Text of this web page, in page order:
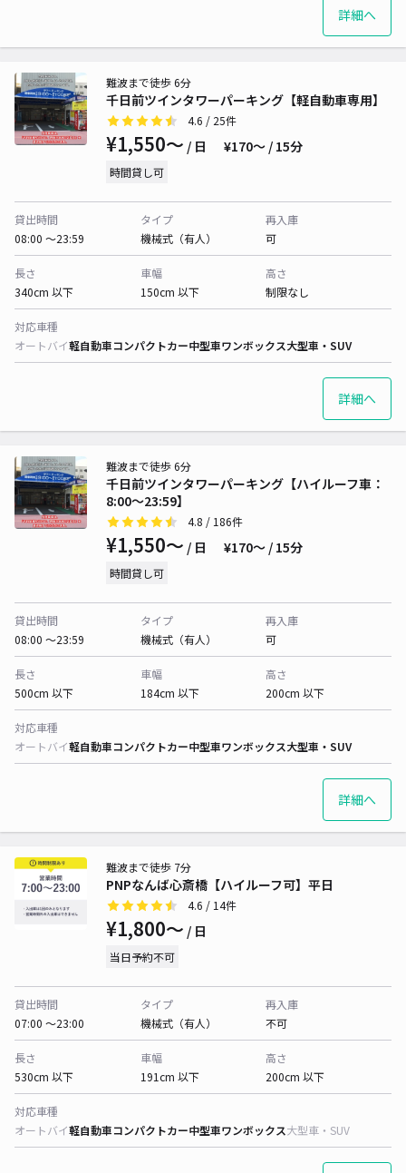
詳細へ
千日前ツインタワーパーキング【軽自動車専用】
難波まで徒歩 6分
4.6 / 25件
¥1,550〜 / 日 ¥170〜 / 15分
時間貸し可
貸出時間
08:00 〜23:59
タイプ
機械式（有人）
再入庫
可
長さ
340cm 以下
車幅
150cm 以下
高さ
制限なし
対応車種
オートバイ軽自動車コンパクトカー中型車ワンボックス大型車・SUV
詳細へ
千日前ツインタワーパーキング【ハイルーフ車：
8:00～23:59】
難波まで徒歩 6分
4.8 / 186件
¥1,550〜 / 日 ¥170〜 / 15分
時間貸し可
貸出時間
08:00 〜23:59
タイプ
機械式（有人）
再入庫
可
長さ
500cm 以下
車幅
184cm 以下
高さ
200cm 以下
対応車種
オートバイ軽自動車コンパクトカー中型車ワンボックス大型車・SUV
詳細へ
PNPなんば心斎橋【ハイルーフ可】平日
難波まで徒歩 7分
4.6 / 14件
¥1,800〜 / 日
当日予約不可
貸出時間
07:00 〜23:00
タイプ
機械式（有人）
再入庫
不可
長さ
530cm 以下
車幅
191cm 以下
高さ
200cm 以下
対応車種
オートバイ軽自動車コンパクトカー中型車ワンボックス大型車・SUV